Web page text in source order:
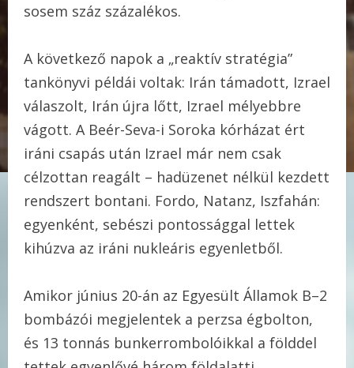
sosem száz százalékos.
A következő napok a „reaktív stratégia”
tankönyvi példái voltak: Irán támadott, Izrael
válaszolt, Irán újra lőtt, Izrael mélyebbre
vágott. A Beér-Seva-i Soroka kórházat ért
iráni csapás után Izrael már nem csak
célzottan reagált – hadüzenet nélkül kezdett
rendszert bontani. Fordo, Natanz, Iszfahán:
egyenként, sebészi pontossággal lettek
kihúzva az iráni nukleáris egyenletből.
Amikor június 20-án az Egyesült Államok B–2
bombázói megjelentek a perzsa égbolton,
és 13 tonnás bunkerrombolóikkal a földdel